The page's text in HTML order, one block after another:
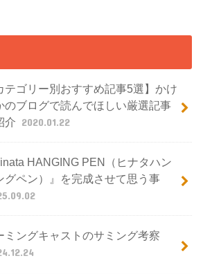
テゴリー別おすすめ記事5選】かけ
のブログで読んでほしい厳選記事
介 2020.01.22
HANGING PEN（ヒナタハン
グペン）』を完成させて思う事
ミングキャストのサミング考察